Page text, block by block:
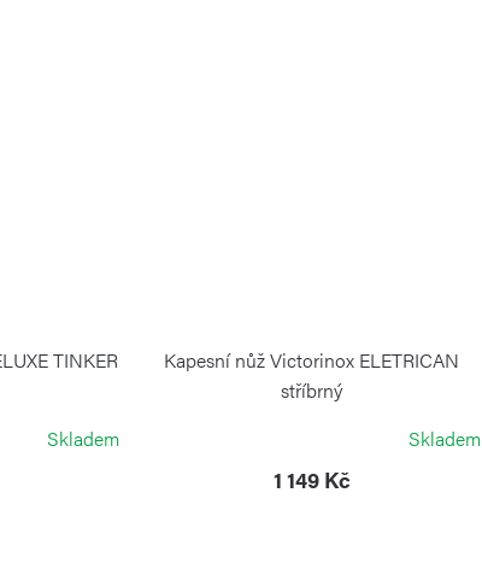
TINKER
Skladem
Kapesní nůž Victorinox ELETRICAN
stříbrný
Skladem
1 149 Kč